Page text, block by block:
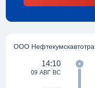
ООО
09 АВГ ВС
14:10